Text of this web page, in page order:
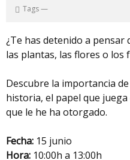
Tags—
¿Te has detenido a pensar
las plantas, las flores o los
Descubre la importancia
historia, el papel que
que le he ha otorgado.
Fecha: 15 junio
Hora: 10:00h a 13:00h